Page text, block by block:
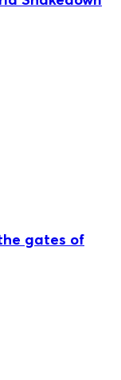
gates of